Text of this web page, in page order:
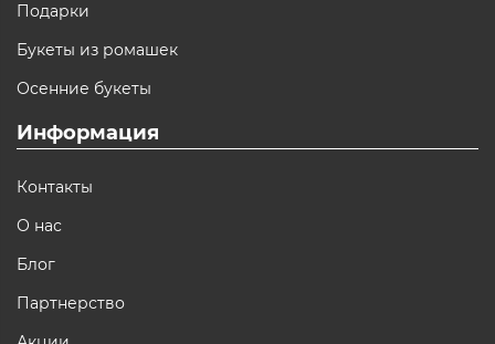
Подарки
Букеты из ромашек
Осенние букеты
Информация
Контакты
О нас
Блог
Партнерство